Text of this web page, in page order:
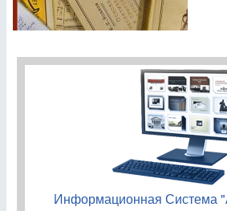
Информационная Система